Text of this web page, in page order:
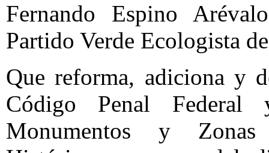
Fernando Espino
Partido Verde Ecologista
Que reforma, adiciona y
Código Penal
Monumentos y